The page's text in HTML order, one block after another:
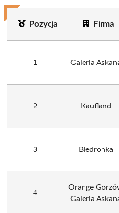
Pozycja Firma
1 Galeria
2 Kaufland
3 Biedronka
4
Orange
Galeria